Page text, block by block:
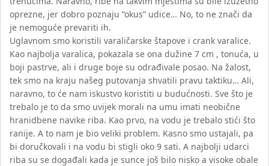
oprezne, jer dobro poznaju ”okus” udice… No, to ne znači da
je nemoguće prevariti ih.
Uglavnom smo koristili varaličarske štapove i crank varalice.
Kao najbolja varalica, pokazala se ona dužine 7 cm , tonuća, u
boji pastrve, ali i druge boje su odrađivale posao. Na žalost,
tek smo na kraju našeg putovanja shvatili pravu taktiku… Ali,
naravno, to će nam iskustvo koristiti u budućnosti. Sve što je
trebalo je to da smo uvijek morali na umu imati neobične
hranidbene navike riba. Kao prvo, na vodu je trebalo stići što
ranije. A to nam je bio veliki problem. Kasno smo ustajali, pa
bi doručkovali i na vodu bi stigli oko 9 sati. A najbolji udarci
riba su se događali kada je sunce još bilo nisko a visoke obale